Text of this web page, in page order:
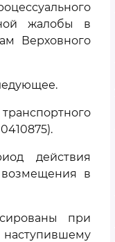
жалобы в
Верховного
действия
возмещения в
при